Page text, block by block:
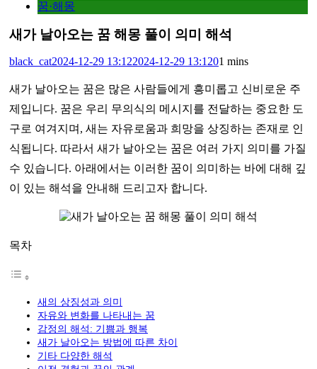
꿈·해몽
새가 날아오는 꿈 해몽 풀이 의미 해석
black_cat2024-12-29 13:122024-12-29 13:1201 mins
새가 날아오는 꿈은 많은 사람들에게 흥미롭고 신비로운 주
제입니다. 꿈은 우리 무의식의 메시지를 전달하는 중요한 도
구로 여겨지며, 새는 자유로움과 희망을 상징하는 존재로 인
식됩니다. 따라서 새가 날아오는 꿈은 여러 가지 의미를 가질
수 있습니다. 아래에서는 이러한 꿈이 의미하는 바에 대해 깊
이 있는 해석을 안내해 드리고자 합니다.
목차
새의 상징성과 의미
자유와 변화를 나타내는 꿈
감정의 해석: 기쁨과 행복
새가 날아오는 방법에 따른 차이
기타 다양한 해석